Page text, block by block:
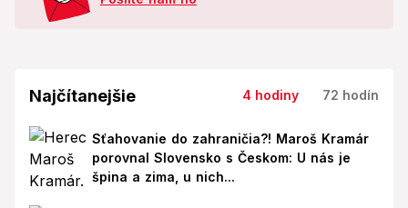
Najčítanejšie 4 hodiny 72 hodín
Sťahovanie do zahraničia?! Maroš Kramár
porovnal Slovensko s Českom: U nás je
špina a zima, u nich...